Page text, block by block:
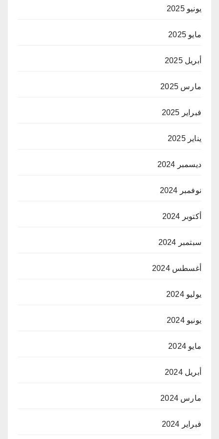
يونيو 2025
مايو 2025
أبريل 2025
مارس 2025
فبراير 2025
يناير 2025
ديسمبر 2024
نوفمبر 2024
أكتوبر 2024
سبتمبر 2024
أغسطس 2024
يوليو 2024
يونيو 2024
مايو 2024
أبريل 2024
مارس 2024
فبراير 2024